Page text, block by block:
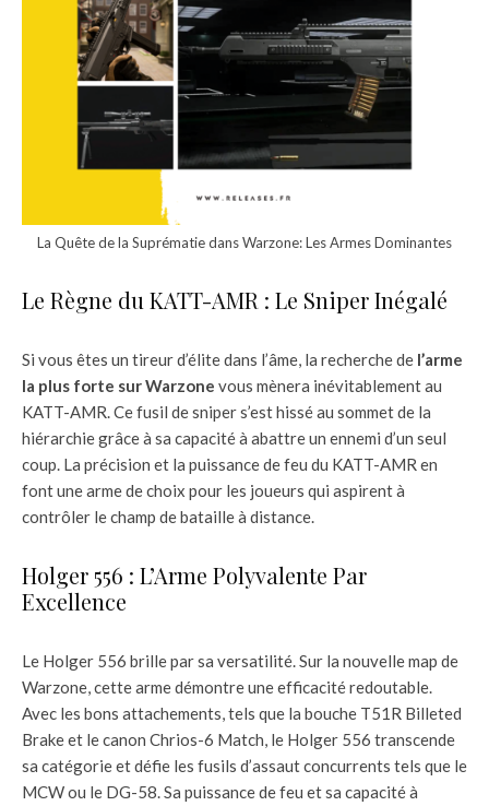
La Quête de la Suprématie dans Warzone: Les Armes Dominantes
Le Règne du KATT-AMR : Le Sniper Inégalé
Si vous êtes un tireur d’élite dans l’âme, la recherche de l’arme
la plus forte sur Warzone vous mènera inévitablement au
KATT-AMR. Ce fusil de sniper s’est hissé au sommet de la
hiérarchie grâce à sa capacité à abattre un ennemi d’un seul
coup. La précision et la puissance de feu du KATT-AMR en
font une arme de choix pour les joueurs qui aspirent à
contrôler le champ de bataille à distance.
Holger 556 : L’Arme Polyvalente Par
Excellence
Le Holger 556 brille par sa versatilité. Sur la nouvelle map de
Warzone, cette arme démontre une efficacité redoutable.
Avec les bons attachements, tels que la bouche T51R Billeted
Brake et le canon Chrios-6 Match, le Holger 556 transcende
sa catégorie et défie les fusils d’assaut concurrents tels que le
MCW ou le DG-58. Sa puissance de feu et sa capacité à